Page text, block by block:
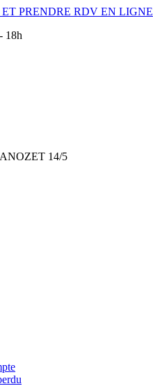
PRENDRE RDV EN LIGNE
18h
14/5